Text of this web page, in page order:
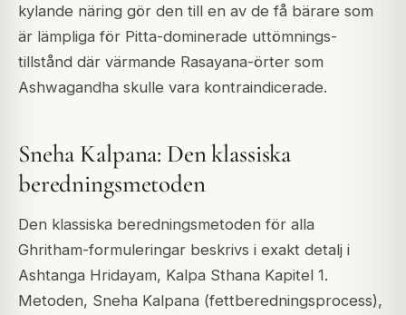
kylande näring gör den till en av de få bärare som
är lämpliga för Pitta-dominerade uttömnings-
tillstånd där värmande Rasayana-örter som
Ashwagandha skulle vara kontraindicerade.
Sneha Kalpana: Den klassiska
beredningsmetoden
Den klassiska beredningsmetoden för alla
Ghritham-formuleringar beskrivs i exakt detalj i
Ashtanga Hridayam, Kalpa Sthana Kapitel 1.
Metoden, Sneha Kalpana (fettberedningsprocess),